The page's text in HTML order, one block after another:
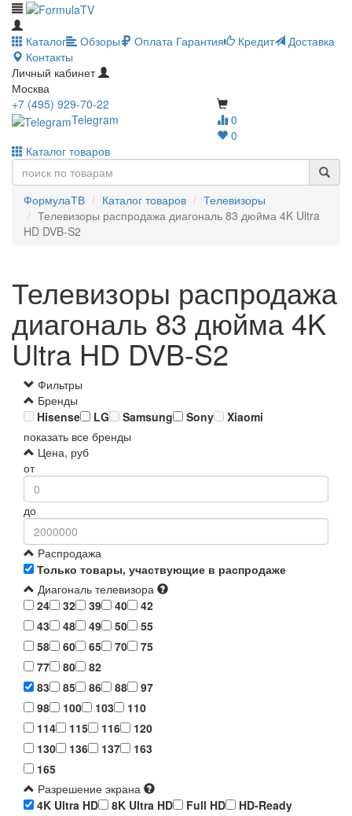
Каталог Обзоры Оплата Гарантия Кредит
Доставка
Контакты
Личный кабинет
Москва
0
0
+7 (495) 929-70-22
Telegram
Каталог товаров
ФормулаТВ Каталог товаров
Телевизоры
Телевизоры распродажа диагональ 83 дюйма 4K Ultra
HD DVB-S2
Телевизоры распродажа
диагональ 83 дюйма 4K
Ultra HD DVB-S2
Фильтры
Бренды
Hisense
LG Samsung Sony
Xiaomi
показать все бренды
Цена, руб
от
до
Распродажа
Только товары, участвующие в распродаже
Диагональ телевизора
24
32 39 40
42
43
48 49 50
55
58
60 65 70
75
77
80
82
83
85 86 88
97
98
100 103
110
114
115 116
120
130
136 137
163
165
Разрешение экрана
4K Ultra HD
8K Ultra HD Full HD
HD-Ready